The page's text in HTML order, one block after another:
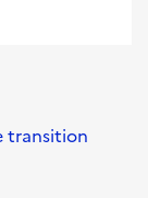
transition